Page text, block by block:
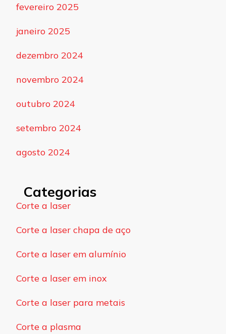
fevereiro 2025
janeiro 2025
dezembro 2024
novembro 2024
outubro 2024
setembro 2024
agosto 2024
Categorias
Corte a laser
Corte a laser chapa de aço
Corte a laser em alumínio
Corte a laser em inox
Corte a laser para metais
Corte a plasma